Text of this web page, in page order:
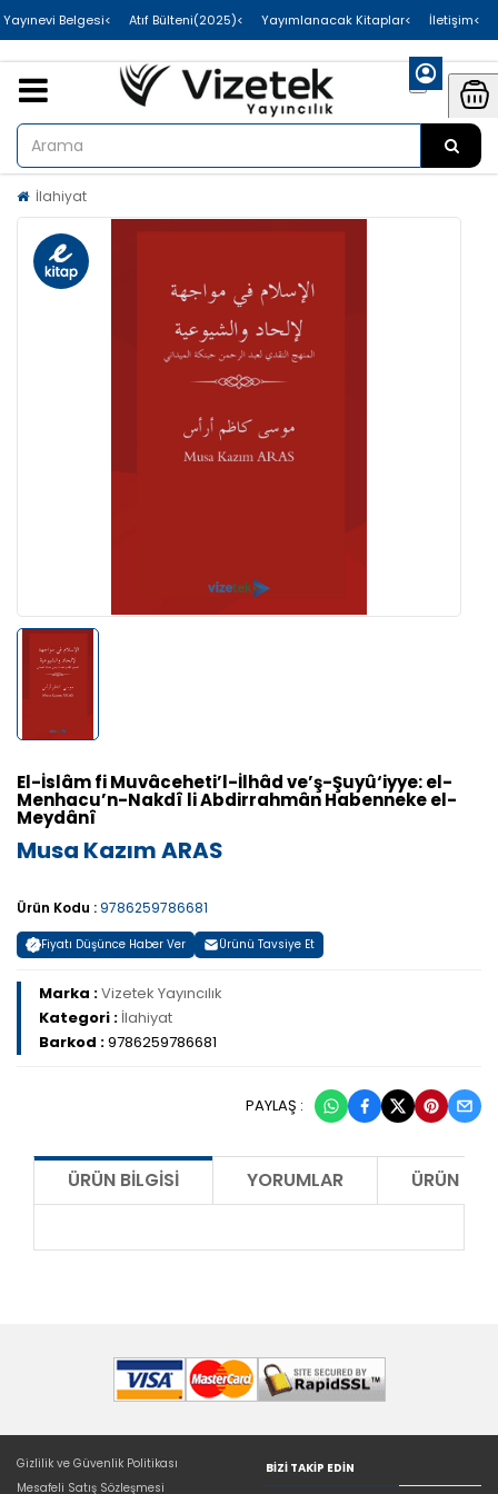
>İletişim
>Yayımlanacak Kitaplar
>Atıf Bülteni(2025)
>Uluslararası Yayınevi Belgesi
İlahiyat
El-İslâm fi Muvâceheti’l-İlhâd ve’ş-Şuyû‘iyye: el-
Menhacu’n-Nakdî li Abdirrahmân Habenneke el-
Meydânî
Musa Kazım ARAS
Ürün Kodu : 9786259786681
Fiyatı Düşünce Haber Ver Ürünü Tavsiye Et
Marka :Vizetek Yayıncılık
Kategori : İlahiyat
Barkod :9786259786681
PAYLAŞ :
ÜRÜN BILGISI YORUMLAR ÜRÜN
Gizlilik ve Güvenlik Politikası
Mesafeli Satış Sözleşmesi
BIZI TAKIP EDIN